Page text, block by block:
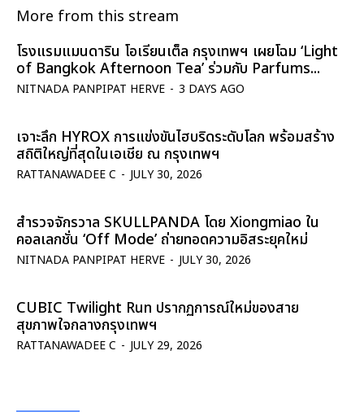
More from this stream
โรงแรมแมนดาริน โอเรียนเต็ล กรุงเทพฯ เผยโฉม ‘Light
of Bangkok Afternoon Tea’ ร่วมกับ Parfums...
NITNADA PANPIPAT HERVE - 3 DAYS AGO
เจาะลึก HYROX การแข่งขันไฮบริดระดับโลก พร้อมสร้าง
สถิติใหญ่ที่สุดในเอเชีย ณ กรุงเทพฯ
RATTANAWADEE C - JULY 30, 2026
สำรวจจักรวาล SKULLPANDA โดย Xiongmiao ใน
คอลเลกชั่น ‘Off Mode’ ถ่ายทอดความอิสระยุคใหม่
NITNADA PANPIPAT HERVE - JULY 30, 2026
CUBIC Twilight Run ปรากฏการณ์ใหม่ของสาย
สุขภาพใจกลางกรุงเทพฯ
RATTANAWADEE C - JULY 29, 2026